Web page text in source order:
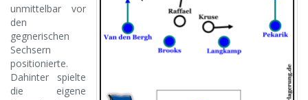
unmittelbar vor
den
gegnerischen
Sechsern
positionierte.
Dahinter spielte
die eigene